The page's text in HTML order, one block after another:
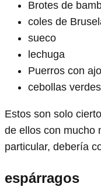
Brotes de
coles de
sueco
lechuga
Puerros con
cebollas verdes
Estos son solo
de ellos con mucho
particular, debería
espárragos